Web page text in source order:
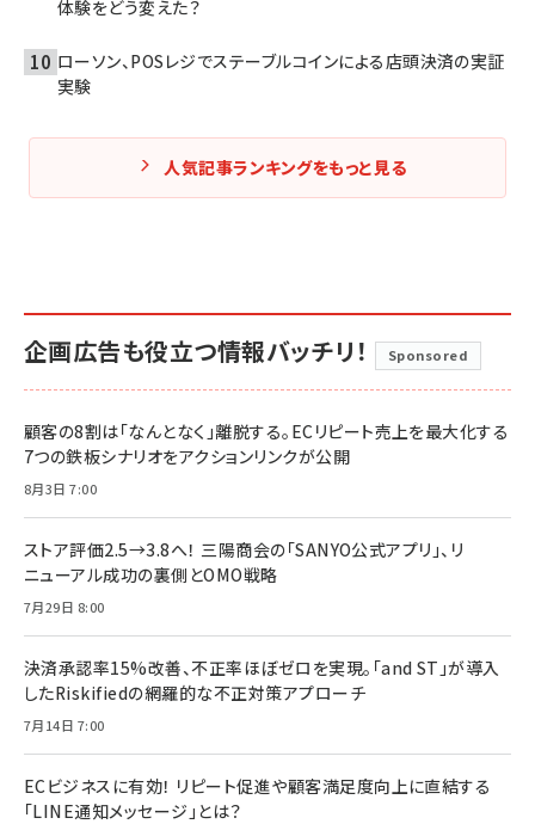
体験をどう変えた？
ローソン、POSレジでステーブルコインによる店頭決済の実証
実験
人気記事ランキングをもっと見る
企画広告も役立つ情報バッチリ！ Sponsored
顧客の8割は「なんとなく」離脱する。ECリピート売上を最大化する
7つの鉄板シナリオをアクションリンクが公開
8月3日 7:00
ストア評価2.5→3.8へ！ 三陽商会の「SANYO公式アプリ」、リ
ニューアル成功の裏側とOMO戦略
7月29日 8:00
決済承認率15%改善、不正率ほぼゼロを実現。「and ST」が導入
したRiskifiedの網羅的な不正対策アプローチ
7月14日 7:00
ECビジネスに有効！ リピート促進や顧客満足度向上に直結する
「LINE通知メッセージ」とは？